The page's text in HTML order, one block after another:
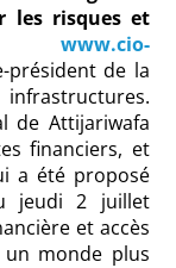
les risques et
www.cio-
président de la
de Attijariwafa
financiers, et
a été proposé
jeudi 2 juillet
et accès
monde plus